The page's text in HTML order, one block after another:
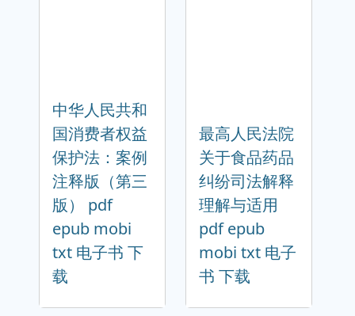
中华人民共和
国消费者权益
保护法：案例
注释版（第三
版） pdf
epub mobi
txt 电子书 下
载
最高人民法院
关于食品药品
纠纷司法解释
理解与适用
pdf epub
mobi txt 电子
书 下载